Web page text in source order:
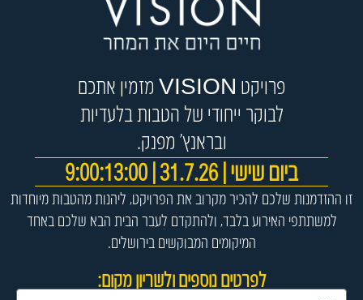
פרויקט VISION מזמין אתכם
לבוקר ייחודי של הטבות בלעדיות
ובראנץ’ מפנק.
ביום שישי | 31.7.26 | 9:00:13:00
זו ההזדמנות שלכם להכיר מקרוב את הפרויקט, ליהנות מהטבות מיוחדות
למשתתפי האירוע בלבד, ולהתקדם לעבר הבית הבא שלכם באחד
המיקומים המבוקשים בירושלים.
לפרטים נוספים ולשריון מקום: